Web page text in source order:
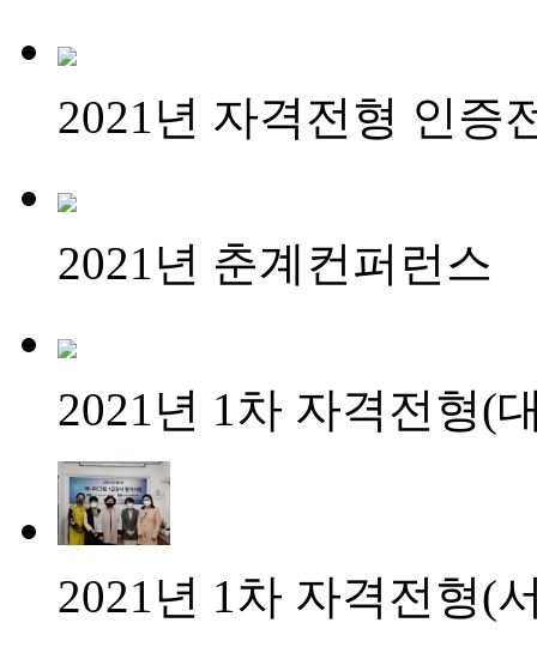
2021년 자격전형 인증
2021년 춘계컨퍼런스
2021년 1차 자격전형(
2021년 1차 자격전형(